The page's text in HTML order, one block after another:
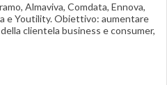
Almaviva, Comdata, Ennova,
e Youtility. Obiettivo: aumentare
clientela business e consumer,